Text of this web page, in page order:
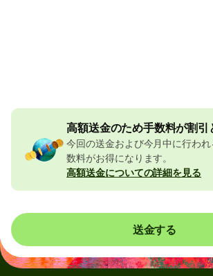
高額送金のため手数料が割引
今回の送金および今月中に行わ
数料がお得になります。
高額送金についての詳細を見る
送金する